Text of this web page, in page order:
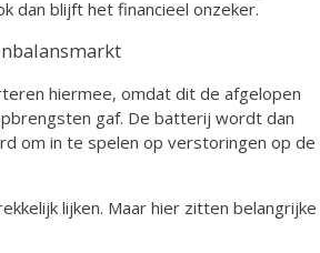
dan blijft het financieel onzeker.
hiermee, omdat dit de afgelopen
gaf. De batterij wordt dan
om in te spelen op verstoringen op de
lijken. Maar hier zitten belangrijke